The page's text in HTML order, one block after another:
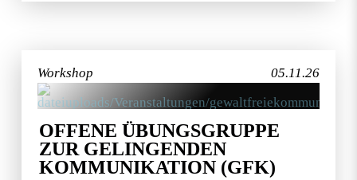
05.11.26
Workshop
OFFENE ÜBUNGSGRUPPE
ZUR GELINGENDEN
KOMMUNIKATION (GFK)